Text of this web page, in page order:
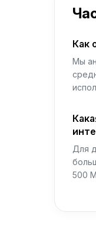
Как
Мы
Для
500